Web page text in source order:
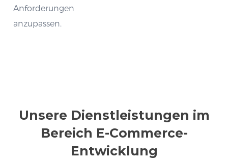
Anforderungen
anzupassen.
Unsere Dienstleistungen im
Bereich E-Commerce-
Entwicklung